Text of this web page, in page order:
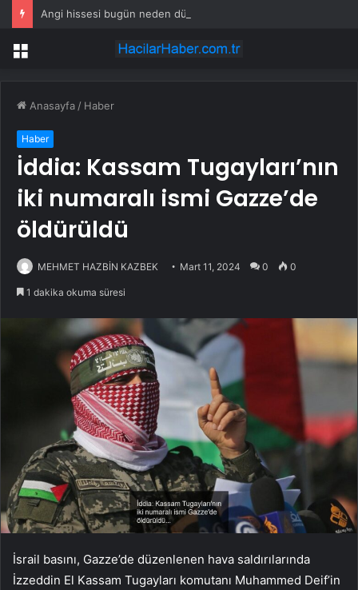
Angi hissesi bugün neden düşüyor?
Menü
Anasayfa / Haber
Haber
İddia: Kassam Tugayları’nın
iki numaralı ismi Gazze’de
öldürüldü
MEHMET HAZBİN KAZBEK Mart 11, 2024 0 0
1 dakika okuma süresi
İsrail basını, Gazze’de düzenlenen hava saldırılarında
İzzeddin El Kassam Tugayları komutanı Muhammed Deif’in